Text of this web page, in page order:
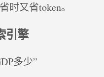
时又省token。
引擎
多少”